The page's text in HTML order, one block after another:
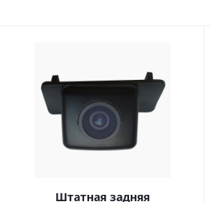
Штатная задняя